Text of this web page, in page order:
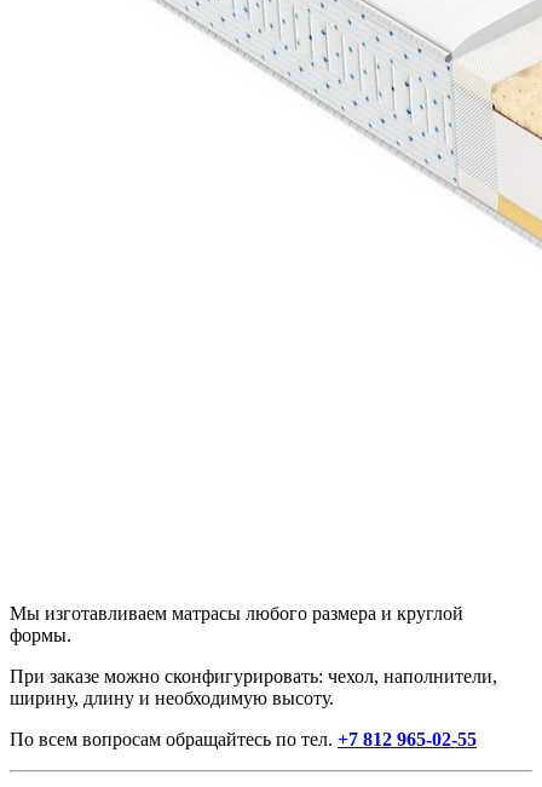
Мы изготавливаем матрасы любого размера и круглой
формы.
При заказе можно сконфигурировать: чехол, наполнители,
ширину, длину и необходимую высоту.
По всем вопросам обращайтесь по тел. +7 812 965-02-55